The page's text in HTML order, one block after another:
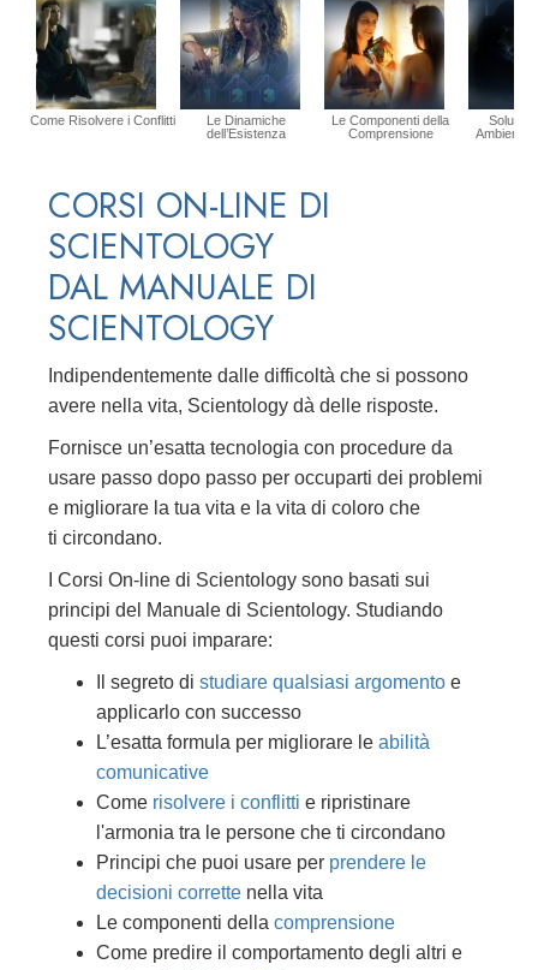
Come Risolvere i Conflitti
Le Dinamiche
dell’Esistenza
Le Componenti della
Comprensione
Ambiente
CORSI ON-LINE DI
SCIENTOLOGY
DAL MANUALE DI
SCIENTOLOGY
Indipendentemente dalle difficoltà che si possono
avere nella vita, Scientology dà delle risposte.
Fornisce un’esatta tecnologia con procedure da
usare passo dopo passo per occuparti dei problemi
e migliorare la tua vita e la vita di coloro che
ti circondano.
I Corsi On-line di Scientology sono basati sui
principi del Manuale di Scientology. Studiando
questi corsi puoi imparare:
Il segreto di studiare qualsiasi argomento e
applicarlo con successo
L’esatta formula per migliorare le abilità
comunicative
Come risolvere i conflitti e ripristinare
l'armonia tra le persone che ti circondano
Principi che puoi usare per prendere le
decisioni corrette nella vita
Le componenti della comprensione
Come predire il comportamento degli altri e